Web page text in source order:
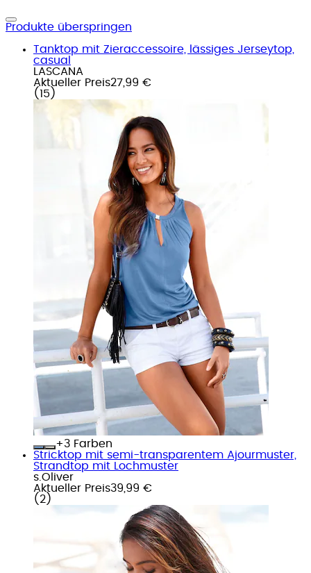
Produkte überspringen
Tanktop mit Zieraccessoire, lässiges Jerseytop,
casual
LASCANA
Aktueller Preis27,99 €
( 15 )
+
Farben
Stricktop mit semi-transparentem Ajourmuster,
Strandtop mit Lochmuster
s.Oliver
Aktueller Preis39,99 €
( 2 )